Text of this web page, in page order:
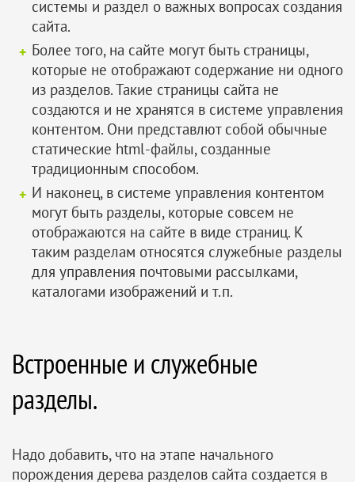
системы и раздел о важных вопросах создания
сайта.
Более того, на сайте могут быть страницы,
которые не отображают содержание ни одного
из разделов. Такие страницы сайта не
создаются и не хранятся в системе управления
контентом. Они представлют собой обычные
статические html-файлы, созданные
традиционным способом.
И наконец, в системе управления контентом
могут быть разделы, которые совсем не
отображаются на сайте в виде страниц. К
таким разделам относятся служебные разделы
для управления почтовыми рассылками,
каталогами изображений и т.п.
Встроенные и служебные
разделы.
Надо добавить, что на этапе начального
порождения дерева разделов сайта создается в